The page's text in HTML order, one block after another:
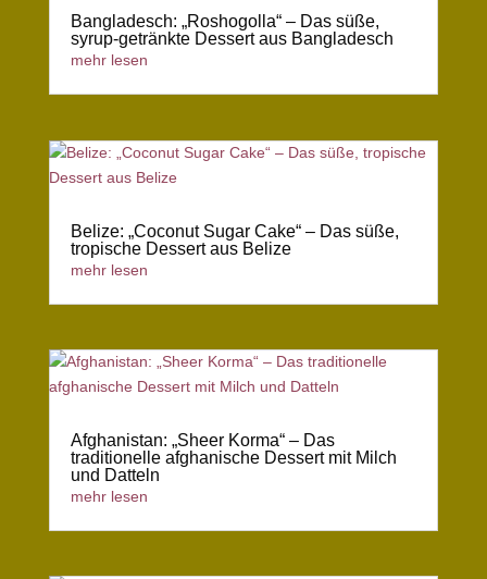
Bangladesch: „Roshogolla“ – Das süße,
syrup-getränkte Dessert aus Bangladesch
mehr lesen
Belize: „Coconut Sugar Cake“ – Das süße,
tropische Dessert aus Belize
mehr lesen
Afghanistan: „Sheer Korma“ – Das
traditionelle afghanische Dessert mit Milch
und Datteln
mehr lesen